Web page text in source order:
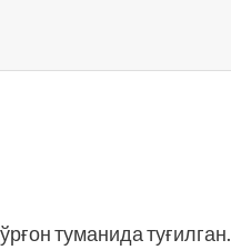
туманида туғилган.